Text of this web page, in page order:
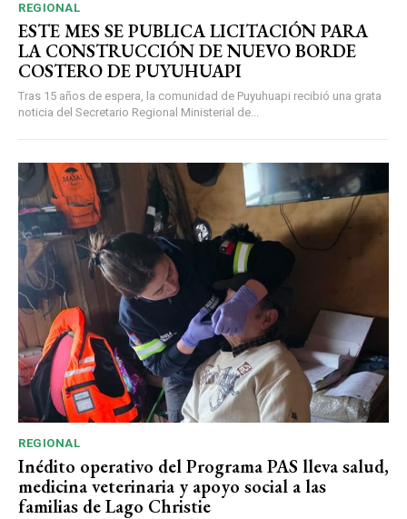
REGIONAL
ESTE MES SE PUBLICA LICITACIÓN PARA
LA CONSTRUCCIÓN DE NUEVO BORDE
COSTERO DE PUYUHUAPI
Tras 15 años de espera, la comunidad de Puyuhuapi recibió una grata
noticia del Secretario Regional Ministerial de...
REGIONAL
Inédito operativo del Programa PAS lleva salud,
medicina veterinaria y apoyo social a las
familias de Lago Christie